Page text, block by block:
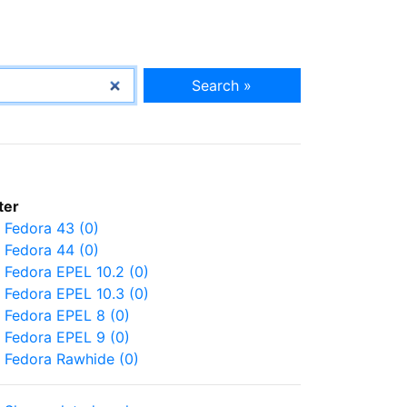
Search »
Fedora 43 (0)
Fedora 44 (0)
Fedora EPEL 10.2 (0)
Fedora EPEL 10.3 (0)
Fedora EPEL 8 (0)
Fedora EPEL 9 (0)
Fedora Rawhide (0)